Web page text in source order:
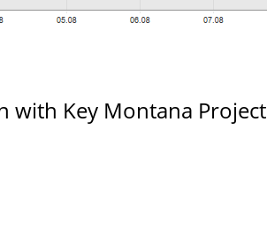
with Key Montana Project